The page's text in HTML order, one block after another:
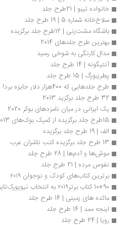
خانواده تیبو | 21طرح جلد
سلاخ‌­خانه شماره 5 | 19 طرح جلد
باشگاه مشت‌زنی | 12طرح جلد برگزیده
بهترین طرح جلدهای 2014
مدال کارنگی به شوخی رسید
آنتیگونه | 14 طرح جلد
پطرزبورگ | 15 طرح جلد
طرح جلدهایی که 400هزار دلار جایزه برد!
32 طرح جلد برگزید 2013
یک ایرانی در میان نامزدهای بوکر 2020
15طرح جلد برگزیده از کمیک بوک‌های 2013
الف | 19 طرح جلد برگزیده
13 طرح جلد برگزیده کتب ناشران عرب
موش‌ها و آدم‌ها | 28 طرح جلد
نفوس مرده | 21 طرح جلد
برترین کتاب‌های کودک و نوجوان ۲۰۱۹
10+90 کتاب‌ برتر۲۰۱۹ به انتخاب نیویورک‌تایمز
مائده های زمینی | 14 طرح جلد
اینجه ممد | 14 طرح جلد
رویا | 24 طرح جلد